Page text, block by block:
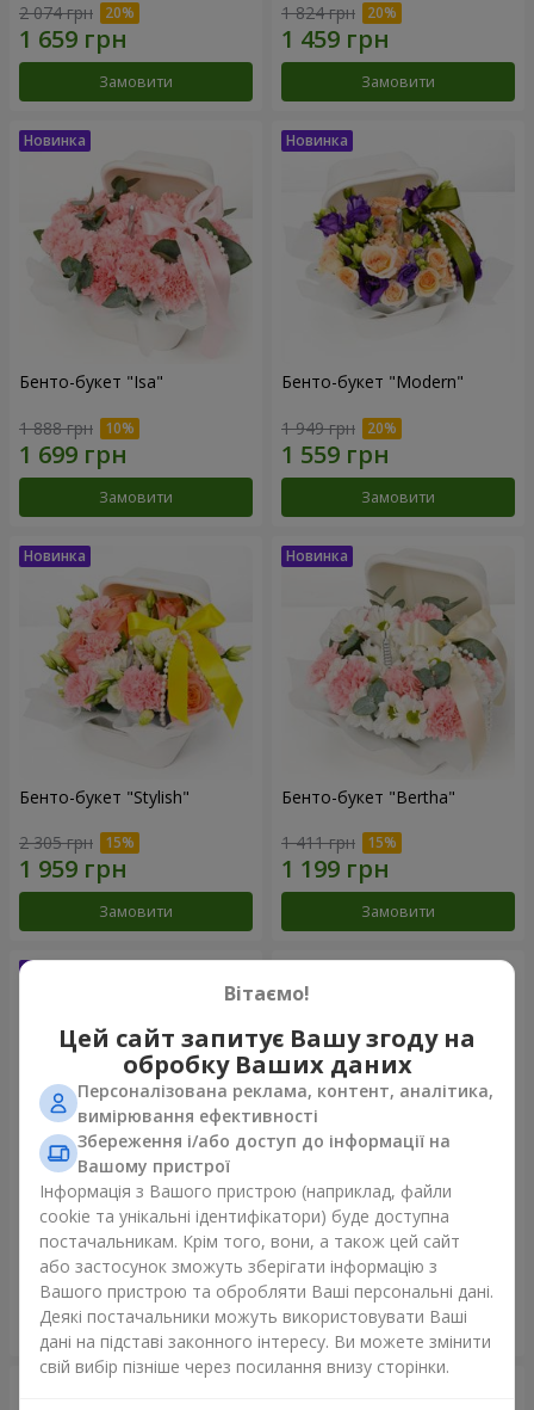
2 074 грн
Замовити
1 824 грн
Замовити
Бенто-букет "Isa"
1 888 грн
Замовити
Бенто-букет "Modern"
1 949 грн
Замовити
Бенто-букет "Stylish"
2 305 грн
Замовити
Бенто-букет "Bertha"
1 411 грн
Замовити
Букет "Kamaliya"
3 465 грн
Замовити
Букет "Moon Dance"
2 656 грн
Замовити
Вітаємо!
Цей сайт запитує Вашу згоду на
обробку Ваших даних
Персоналізована реклама, контент, аналітика,
вимірювання ефективності
Збереження і/або доступ до інформації на
Вашому пристрої
Інформація з Вашого пристрою (наприклад, файли
cookie та унікальні ідентифікатори) буде доступна
постачальникам. Крім того, вони, а також цей сайт
або застосунок зможуть зберігати інформацію з
Вашого пристрою та обробляти Ваші персональні дані.
Деякі постачальники можуть використовувати Ваші
дані на підставі законного інтересу. Ви можете змінити
свій вибір пізніше через посилання внизу сторінки.